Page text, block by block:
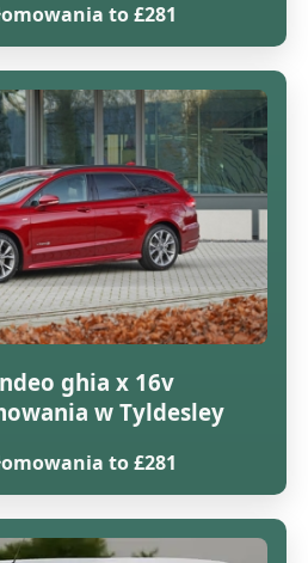
to £281
ghia x 16v
w Tyldesley
to £281